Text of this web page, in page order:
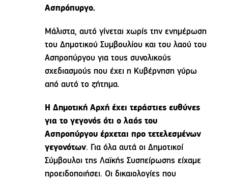
Ασπρόπυργο.
Μάλιστα, αυτό γίνεται χωρίς την ενημέρωση
του Δημοτικού Συμβουλίου και του λαού του
Ασπροπύργου για τους συνολικούς
σχεδιασμούς που έχει η Κυβέρνηση γύρω
από αυτό το ζήτημα.
Η Δημοτική Αρχή έχει τεράστιες ευθύνες
για το γεγονός ότι ο λαός του
Ασπροπύργου έρχεται προ τετελεσμένων
γεγονότων. Για όλα αυτά οι Δημοτικοί
Σύμβουλοι της Λαϊκής Συσπείρωσης είχαμε
προειδοποιήσει. Οι δικαιολογίες που